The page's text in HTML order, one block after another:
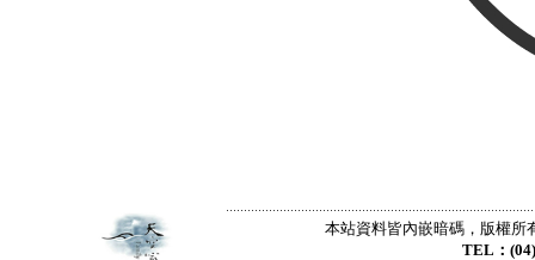
本站資料皆內嵌暗碼，版權所
TEL：